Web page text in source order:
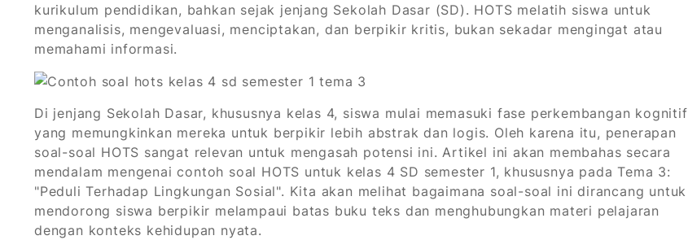
kurikulum pendidikan, bahkan sejak jenjang Sekolah Dasar (SD). HOTS melatih siswa untuk
menganalisis, mengevaluasi, menciptakan, dan berpikir kritis, bukan sekadar mengingat atau
memahami informasi.
Di jenjang Sekolah Dasar, khususnya kelas 4, siswa mulai memasuki fase perkembangan kognitif
yang memungkinkan mereka untuk berpikir lebih abstrak dan logis. Oleh karena itu, penerapan
soal-soal HOTS sangat relevan untuk mengasah potensi ini. Artikel ini akan membahas secara
mendalam mengenai contoh soal HOTS untuk kelas 4 SD semester 1, khususnya pada Tema 3:
"Peduli Terhadap Lingkungan Sosial". Kita akan melihat bagaimana soal-soal ini dirancang untuk
mendorong siswa berpikir melampaui batas buku teks dan menghubungkan materi pelajaran
dengan konteks kehidupan nyata.